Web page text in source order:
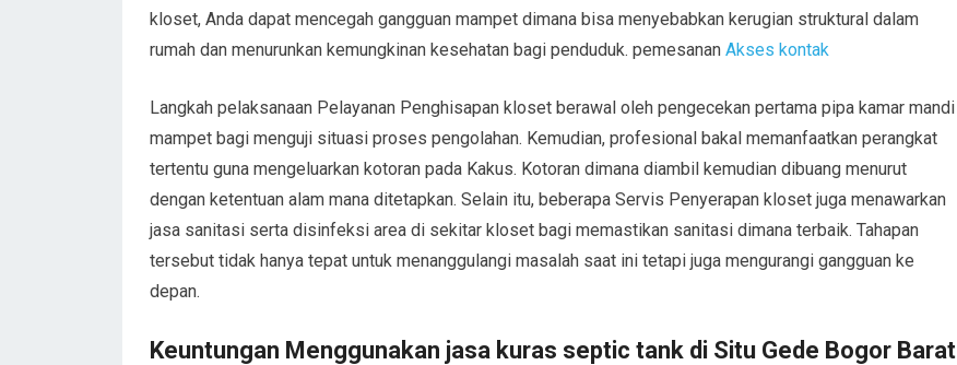
kloset, Anda dapat mencegah gangguan mampet dimana bisa menyebabkan kerugian struktural dalam
rumah dan menurunkan kemungkinan kesehatan bagi penduduk. pemesanan Akses kontak
Langkah pelaksanaan Pelayanan Penghisapan kloset berawal oleh pengecekan pertama pipa kamar mandi
mampet bagi menguji situasi proses pengolahan. Kemudian, profesional bakal memanfaatkan perangkat
tertentu guna mengeluarkan kotoran pada Kakus. Kotoran dimana diambil kemudian dibuang menurut
dengan ketentuan alam mana ditetapkan. Selain itu, beberapa Servis Penyerapan kloset juga menawarkan
jasa sanitasi serta disinfeksi area di sekitar kloset bagi memastikan sanitasi dimana terbaik. Tahapan
tersebut tidak hanya tepat untuk menanggulangi masalah saat ini tetapi juga mengurangi gangguan ke
depan.
Keuntungan Menggunakan jasa kuras septic tank di Situ Gede Bogor Barat